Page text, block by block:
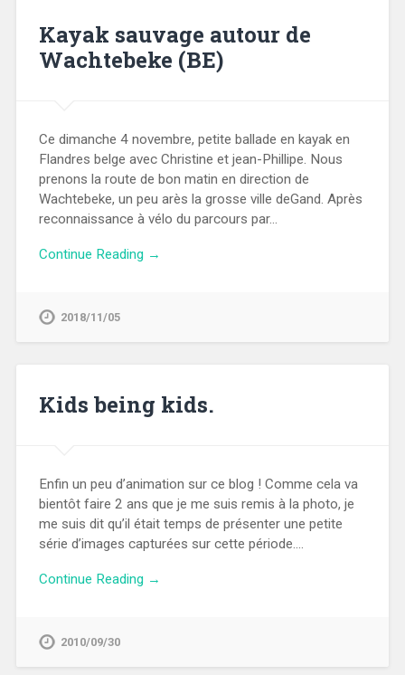
Kayak sauvage autour de
Wachtebeke (BE)
Ce dimanche 4 novembre, petite ballade en kayak en
Flandres belge avec Christine et jean-Phillipe. Nous
prenons la route de bon matin en direction de
Wachtebeke, un peu arès la grosse ville deGand. Après
reconnaissance à vélo du parcours par…
Continue Reading →
2018/11/05
Kids being kids.
Enfin un peu d’animation sur ce blog ! Comme cela va
bientôt faire 2 ans que je me suis remis à la photo, je
me suis dit qu’il était temps de présenter une petite
série d’images capturées sur cette période….
Continue Reading →
2010/09/30